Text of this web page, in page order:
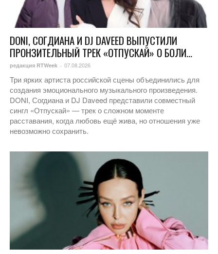
DONI, СОГДИАНА И DJ DAVEED ВЫПУСТИЛИ
ПРОНЗИТЕЛЬНЫЙ ТРЕК «ОТПУСКАЙ» О БОЛИ...
редакция RTWeek - 07.08.2026
Три ярких артиста российской сцены объединились для
создания эмоционального музыкального произведения.
DONI, Согдиана и DJ Daveed представили совместный
сингл «Отпускай» — трек о сложном моменте
расставания, когда любовь ещё жива, но отношения уже
невозможно сохранить.